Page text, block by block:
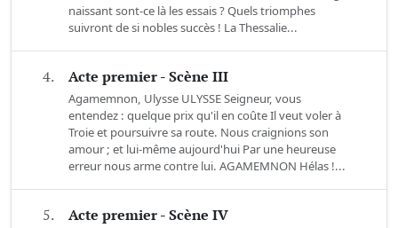
naissant sont-ce là les essais ? Quels triomphes
suivront de si nobles succès ! La Thessalie...
4. Acte premier - Scène III
Agamemnon, Ulysse ULYSSE Seigneur, vous
entendez : quelque prix qu'il en coûte Il veut voler à
Troie et poursuivre sa route. Nous craignions son
amour ; et lui-même aujourd'hui Par une heureuse
erreur nous arme contre lui. AGAMEMNON Hélas !...
5. Acte premier - Scène IV